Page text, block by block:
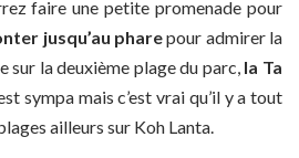
faire une petite promenade pour
jusqu’au pharepour admirer la
sur la deuxième plage du parc, la Ta
sympa mais c’est vrai qu’il y a tout
ailleurs sur Koh Lanta.